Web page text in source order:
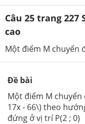
Câu 25 trang 227
cao
Một điểm M chuyển
Đề bài
Một điểm M
17x - 66\) theo
đứng ở vị trí P(2 ; 0)